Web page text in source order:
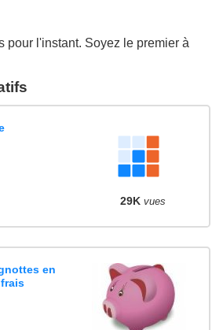
pour l'instant. Soyez le premier à
29K vues
en